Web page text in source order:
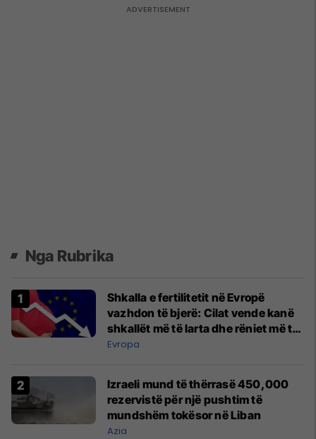
Nga Rubrika
Shkalla e fertilitetit në Evropë
vazhdon të bjerë: Cilat vende kanë
shkallët më të larta dhe rëniet më të
mëdha?
Evropa
Izraeli mund të thërrasë 450,000
rezervistë për një pushtim të
mundshëm tokësor në Liban
Azia